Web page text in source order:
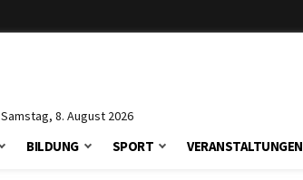
Samstag, 8. August 2026
BILDUNG SPORT VERANSTALTUNGEN